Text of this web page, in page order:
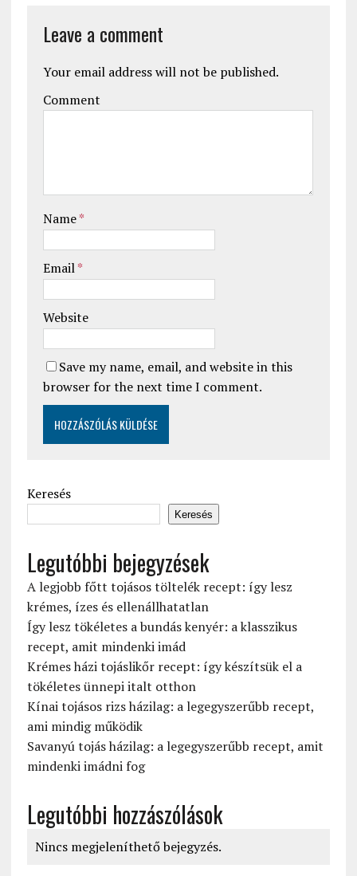
Leave a comment
Your email address will not be published.
Comment
Name*
Email*
Website
Save my name, email, and website in this
browser for the next time I comment.
Keresés
Keresés
Legutóbbi bejegyzések
A legjobb főtt tojásos töltelék recept: így lesz
krémes, ízes és ellenállhatatlan
Így lesz tökéletes a bundás kenyér: a klasszikus
recept, amit mindenki imád
Krémes házi tojáslikőr recept: így készítsük el a
tökéletes ünnepi italt otthon
Kínai tojásos rizs házilag: a legegyszerűbb recept,
ami mindig működik
Savanyú tojás házilag: a legegyszerűbb recept, amit
mindenki imádni fog
Legutóbbi hozzászólások
Nincs megjeleníthető bejegyzés.